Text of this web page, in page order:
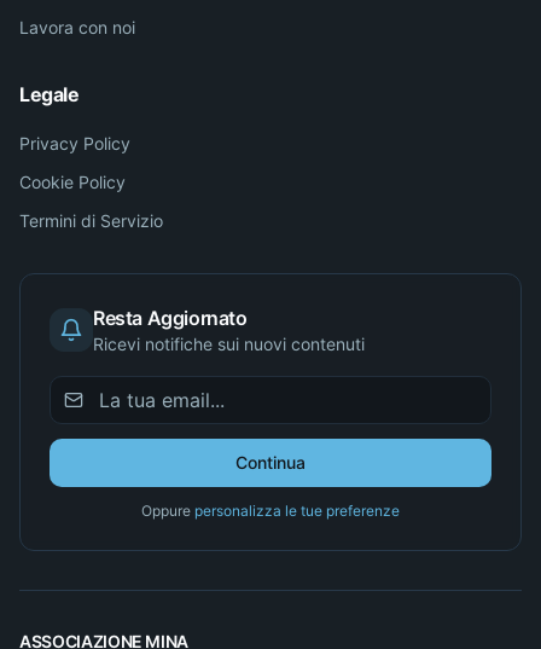
Lavora con noi
Legale
Privacy Policy
Cookie Policy
Termini di Servizio
Resta Aggiornato
Ricevi notifiche sui nuovi contenuti
Continua
Oppure personalizza le tue preferenze
ASSOCIAZIONE MINA